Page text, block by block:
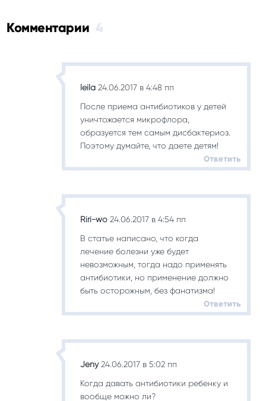
Комментарии 4
leila 24.06.2017 в 4:48 пп
После приема антибиотиков у детей
уничтожается микрофлора,
образуется тем самым дисбактериоз.
Поэтому думайте, что даете детям!
Ответить
Riri-wo 24.06.2017 в 4:54 пп
В статье написано, что когда
лечение болезни уже будет
невозможным, тогда надо применять
антибиотики, но применение должно
быть осторожным, без фанатизма!
Ответить
Jeny24.06.2017 в 5:02 пп
Когда давать антибиотики ребенку и
вообще можно ли?